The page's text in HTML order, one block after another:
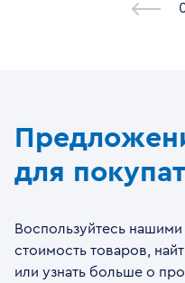
для
Воспользуйтесь
стоимость товаров,
или узнать больше о